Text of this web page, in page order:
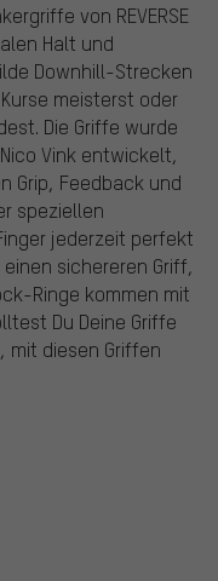
von REVERSE
Halt und
Downhill-Strecken
meisterst oder
Die Griffe wurde
Vink entwickelt,
Grip, Feedback und
speziellen
jederzeit perfekt
sichereren Griff,
Ringe kommen mit
Du Deine Griffe
mit diesen Griffen